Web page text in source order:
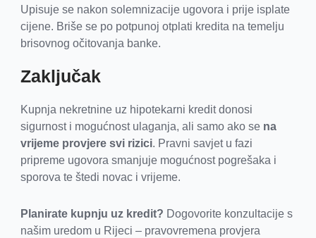
Upisuje se nakon solemnizacije ugovora i prije isplate
cijene. Briše se po potpunoj otplati kredita na temelju
brisovnog očitovanja banke.
Zaključak
Kupnja nekretnine uz hipotekarni kredit donosi
sigurnost i mogućnost ulaganja, ali samo ako se na
vrijeme provjere svi rizici. Pravni savjet u fazi
pripreme ugovora smanjuje mogućnost pogrešaka i
sporova te štedi novac i vrijeme.
Planirate kupnju uz kredit? Dogovorite konzultacije s
našim uredom u Rijeci – pravovremena provjera